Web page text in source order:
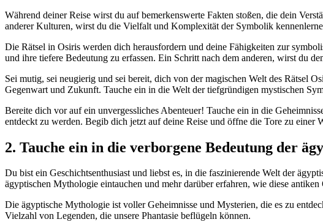
Während deiner Reise wirst du auf bemerkenswerte Fakten stoßen, die dein
anderer Kulturen, wirst du die Vielfalt und Komplexität der Symbolik
Die Rätsel in Osiris werden dich herausfordern und deine Fähigkeiten zur
und ihre tiefere Bedeutung zu erfassen. Ein Schritt nach dem anderen, wirst du
Sei mutig, sei neugierig und sei bereit, dich von der magischen Welt des Rätsel
Gegenwart und Zukunft. Tauche ein in die Welt der tiefgründigen mystischen
Bereite dich vor auf ein unvergessliches Abenteuer! Tauche ein in die
entdeckt zu werden. Begib dich jetzt auf deine Reise und öffne die Tore zu einer
2. Tauche ein in die verborgene Bedeutung der
Du bist ein Geschichtsenthusiast und liebst es, in die faszinierende Welt der
ägyptischen Mythologie eintauchen und mehr darüber erfahren, wie diese
Die ägyptische Mythologie ist voller Geheimnisse und Mysterien, die es zu
Vielzahl von Legenden, die unsere Phantasie beflügeln können.